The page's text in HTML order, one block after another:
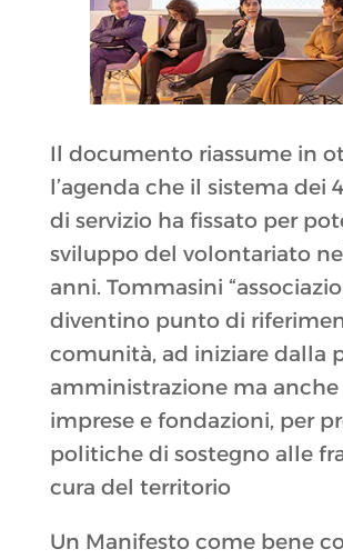
Il documento riassume in
l’agenda che il sistema dei
di servizio ha fissato per
sviluppo del volontariato
anni. Tommasini
diventino punto di
comunità, ad iniziare dalla
amministrazione ma anche
imprese e fondazioni, per
politiche di sostegno alle
cura del territorio
Un Manifesto come bene